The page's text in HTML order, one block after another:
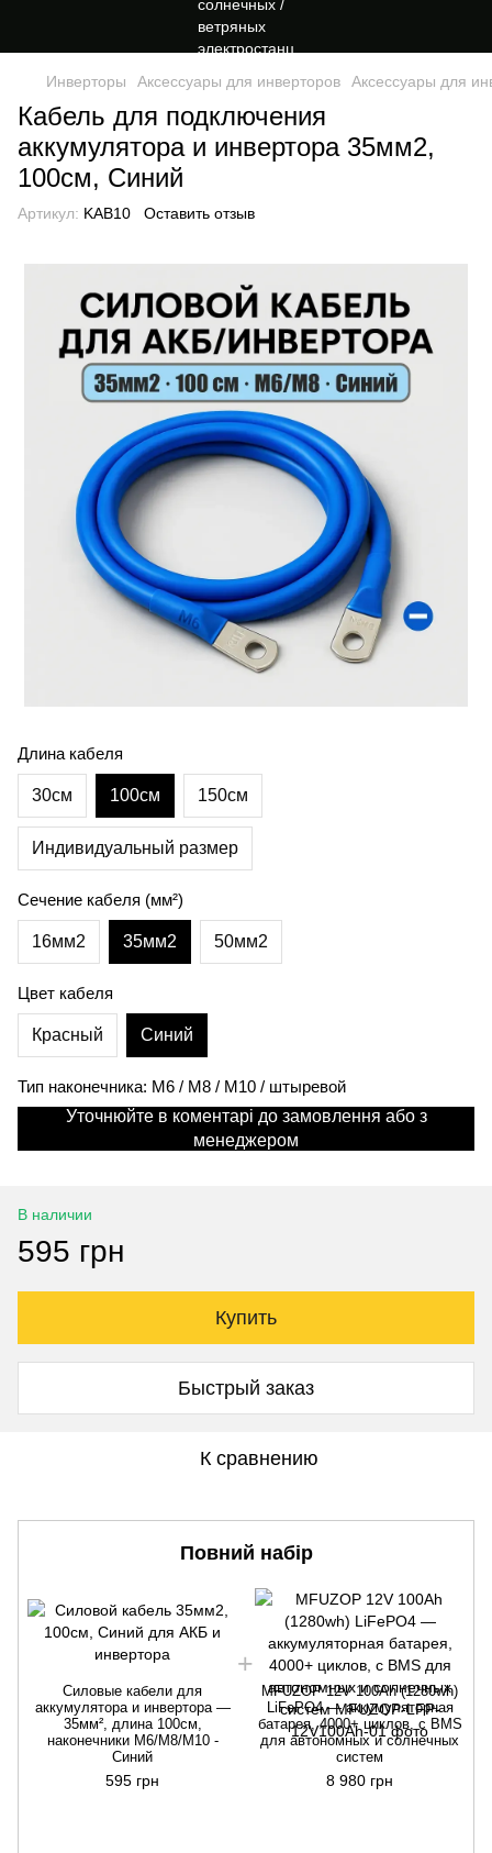
Инверторы Аксессуары для инверторов Аксессуары для
Кабель для подключения
аккумулятора и инвертора 35мм2,
100см, Синий
Артикул: KAB10 Оставить отзыв
Длина кабеля
30см 100см 150см
Индивидуальный размер
Сечение кабеля (мм²)
16мм2 35мм2 50мм2
Цвет кабеля
Красный Синий
Тип наконечника: M6 / M8 / M10 / штыревой
Уточнюйте в коментарі до замовлення або з
менеджером
В наличии
595 грн
Купить
Быстрый заказ
К сравнению
Повний набір
Силовые кабели для
аккумулятора и инвертора —
35мм², длина 100см,
наконечники М6/М8/М10 -
Синий
595 грн
MFUZOP 12V 100Ah (1280wh)
LiFePO4 — аккумуляторная
батарея, 4000+ циклов, с BMS
для автономных и солнечных
систем
8 980 грн